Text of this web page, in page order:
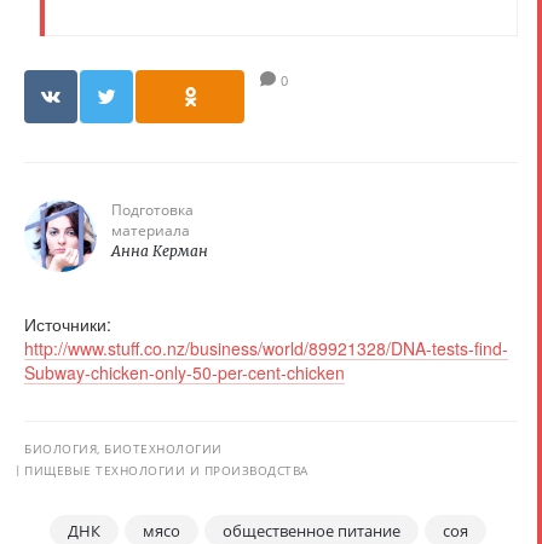
0
Подготовка
материала
Анна Керман
Источники:
http://www.stuff.co.nz/business/world/89921328/DNA-tests-find-
Subway-chicken-only-50-per-cent-chicken
БИОЛОГИЯ, БИОТЕХНОЛОГИИ
ПИЩЕВЫЕ ТЕХНОЛОГИИ И ПРОИЗВОДСТВА
ДНК мясо общественное питание
соя